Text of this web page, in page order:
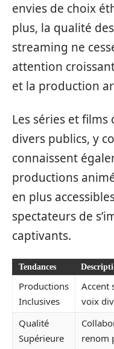
envies de choix
plus, la qualité
streaming ne
attention
et la production
Les séries et films
divers publics, y
connaissent
productions
en plus
spectateurs de
captivants.
Tendances
Productions
Inclusives
Accent
voix
Qualité
Supérieure
renom